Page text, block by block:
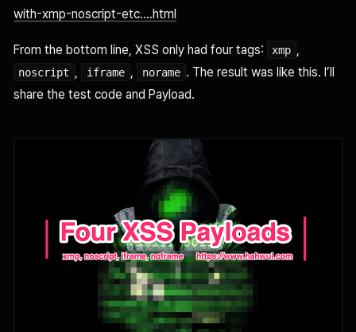
with-xmp-noscript-etc....html
From the bottom line, XSS only had four tags: xmp
noscript iframe norame . The result was like this. I’ll
share the test code and Payload.